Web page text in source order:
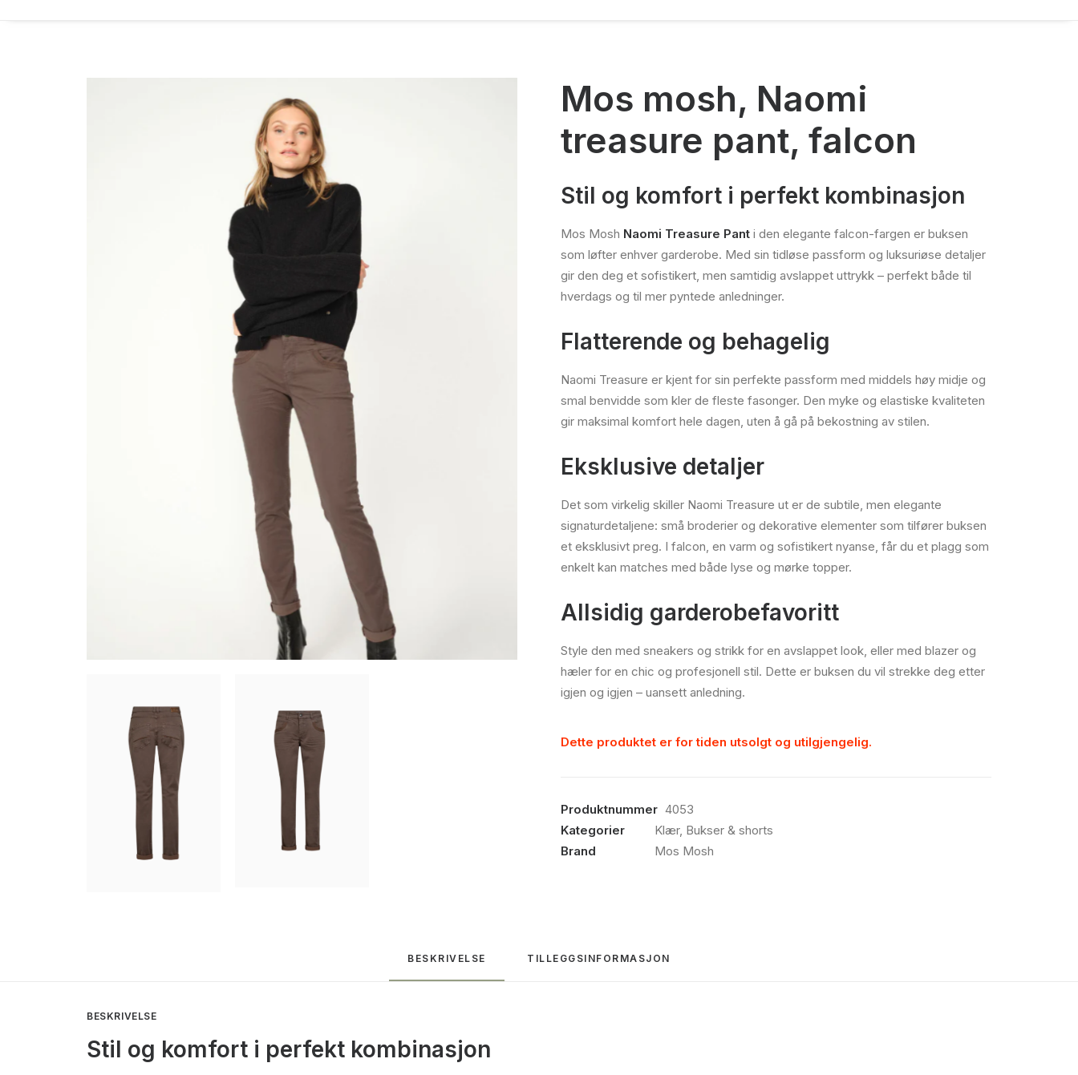
Mos mosh, Naomi
treasure pant, falcon
Stil og komfort i perfekt kombinasjon
Mos Mosh Naomi Treasure Pant i den elegante falcon-fargen er buksen
som løfter enhver garderobe. Med sin tidløse passform og luksuriøse detaljer
gir den deg et sofistikert, men samtidig avslappet uttrykk – perfekt både til
hverdags og til mer pyntede anledninger.
Flatterende og behagelig
Naomi Treasure er kjent for sin perfekte passform med middels høy midje og
smal benvidde som kler de fleste fasonger. Den myke og elastiske kvaliteten
gir maksimal komfort hele dagen, uten å gå på bekostning av stilen.
Eksklusive detaljer
Det som virkelig skiller Naomi Treasure ut er de subtile, men elegante
signaturdetaljene: små broderier og dekorative elementer som tilfører buksen
et eksklusivt preg. I falcon, en varm og sofistikert nyanse, får du et plagg som
enkelt kan matches med både lyse og mørke topper.
Allsidig garderobefavoritt
Style den med sneakers og strikk for en avslappet look, eller med blazer og
hæler for en chic og profesjonell stil. Dette er buksen du vil strekke deg etter
igjen og igjen – uansett anledning.
Dette produktet er for tiden utsolgt og utilgjengelig.
Produktnummer 4053
Kategorier
Klær, Bukser & shorts
Brand
Mos Mosh
BESKRIVELSE TILLEGGSINFORMASJON
BESKRIVELSE
Stil og komfort i perfekt kombinasjon